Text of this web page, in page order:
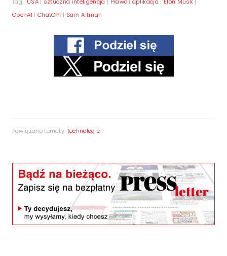
OpenAI | ChatGPT | Sam Altman
Powiązane tematy: technologie